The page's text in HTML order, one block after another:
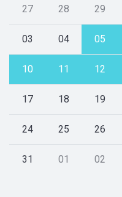
27 28 29
03 04 05
10 11 12
17 18 19
24 25 26
31 01 02